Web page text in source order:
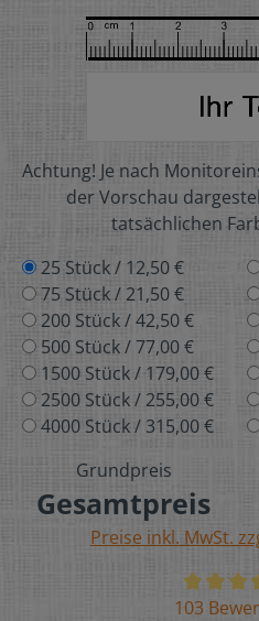
Achtung! Je nach
der Vorschau
tatsächlichen
25 Stück / 12,50 €
75 Stück / 21,50 €
200 Stück / 42,50 €
500 Stück / 77,00 €
1500 Stück / 179,00 €
2500 Stück / 255,00 €
4000 Stück / 315,00 €
Grundpreis
Gesamtpreis
Preise inkl. MwSt.
103